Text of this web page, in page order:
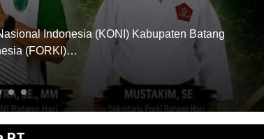
(KONI) Kabupaten Batang